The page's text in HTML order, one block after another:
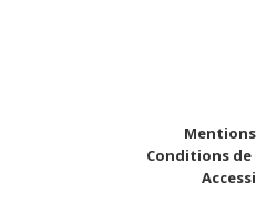
Conditions